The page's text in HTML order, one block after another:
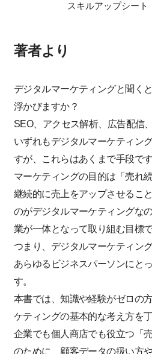
スキルアップシート
著者より
デジタルマーケティングと聞く
浮かびますか？
SEO、アクセス解析、広告配信
いずれもデジタルマーケティン
すが、これらはあくまで手段です
マーケティングの目的は「売れ
継続的に売上をアップさせるこ
のがデジタルマーケティングな
業が一体となって取り組む目標で
つまり、デジタルマーケティン
あらゆるビジネスパーソンにと
す。
本書では、知識や経験がゼロの
ケティングの基本的な考え方を
企業でも個人商店でも役立つ「
のために、顧客データの扱い方